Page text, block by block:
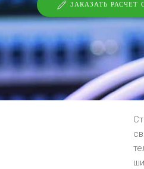
ЗАКАЗАТЬ РАСЧЕТ